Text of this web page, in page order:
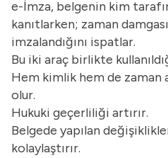
e-İmza, belgenin kim
kanıtlarken; zaman
imzalandığını ispatlar.
Bu iki araç birlikte
Hem kimlik hem de zaman
olur.
Hukuki geçerliliği artırır.
Belgede yapılan
kolaylaştırır.